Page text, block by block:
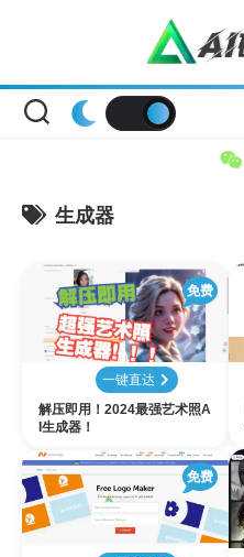
生成器
免费
一键直达
解压即用！2024最强艺术照A
I生成器！
免费